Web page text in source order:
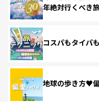
年絶対行くべき
コスパもタイパ
地球の歩き方♥